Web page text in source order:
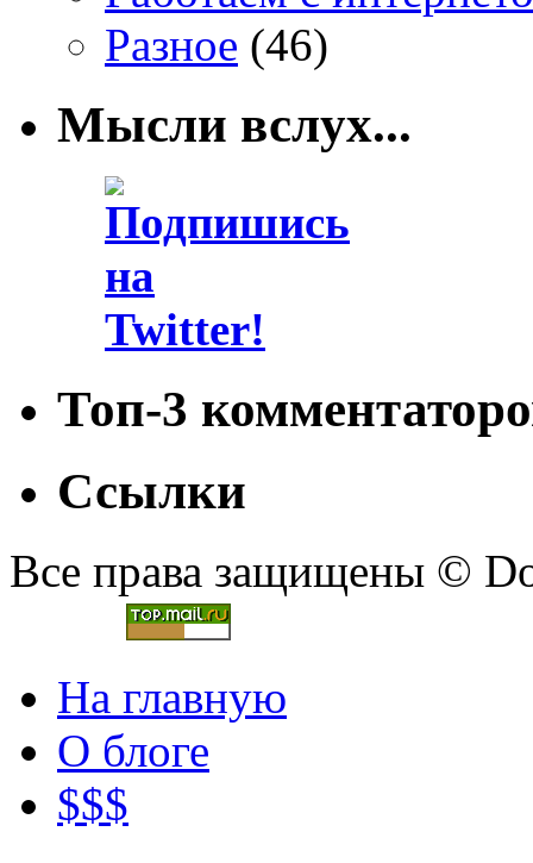
Разное (46)
Мысли вслух...
Топ-3
Ссылки
Все права защищены ©
На главную
О блоге
$$$